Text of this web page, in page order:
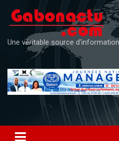
content
Une véritable source d'information